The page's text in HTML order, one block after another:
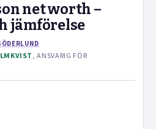
net worth –
jämförelse
, ANSVARIG FÖR